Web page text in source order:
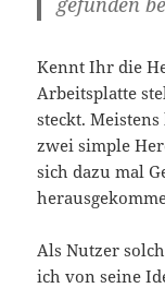
Kennt Ihr die
Arbeitsplatte
steckt.
zwei simple
sich dazu mal
Als Nutzer
ich von seine